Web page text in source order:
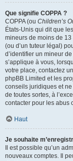
Que signifie COPPA ?
COPPA (ou Children’s
États-Unis qui dit que
mineurs de moins de
(ou d’un tuteur légal)
d’identifier un mineur
s’applique à vous,
votre place, contactez
phpBB Limited et les
conseils juridiques et
de toutes sortes, à
contacter pour les abus
Haut
Je souhaite
Il est possible qu’un
nouveaux comptes. Il